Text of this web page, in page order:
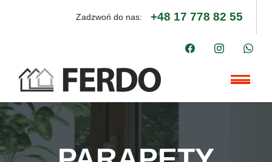
Zadzwoń do nas: +48 17 778 82 55